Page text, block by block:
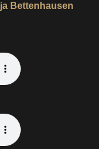
Bettenhausen